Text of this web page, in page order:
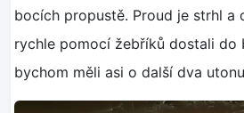
bocích propustě. Proud je strhl a
rychle pomocí žebříků dostali do
bychom měli asi o další dva